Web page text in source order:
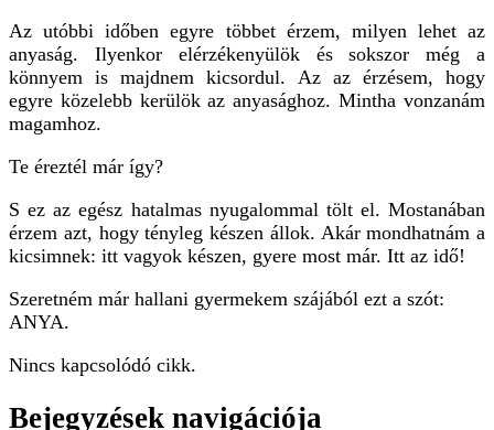
Az utóbbi időben egyre többet érzem, milyen lehet az
anyaság. Ilyenkor elérzékenyülök és sokszor még a
könnyem is majdnem kicsordul. Az az érzésem, hogy
egyre közelebb kerülök az anyasághoz. Mintha vonzanám
magamhoz.
Te éreztél már így?
S ez az egész hatalmas nyugalommal tölt el. Mostanában
érzem azt, hogy tényleg készen állok. Akár mondhatnám a
kicsimnek: itt vagyok készen, gyere most már. Itt az idő!
Szeretném már hallani gyermekem szájából ezt a szót:
ANYA.
Nincs kapcsolódó cikk.
Bejegyzések navigációja